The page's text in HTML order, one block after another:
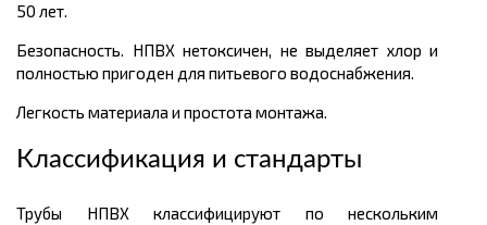
50 лет.
Безопасность. НПВХ нетоксичен, не выделяет хлор и
полностью пригоден для питьевого водоснабжения.
Легкость материала и простота монтажа.
Классификация и стандарты
Трубы НПВХ классифицируют по нескольким